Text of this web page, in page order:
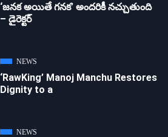
‘జ‌న‌క అయితే గ‌న‌క‌’ అందరికీ నచ్చుతుంది
– డైరెక్ట‌ర్
NEWS
‘RawKing’ Manoj Manchu Restores
Dignity to a
NEWS